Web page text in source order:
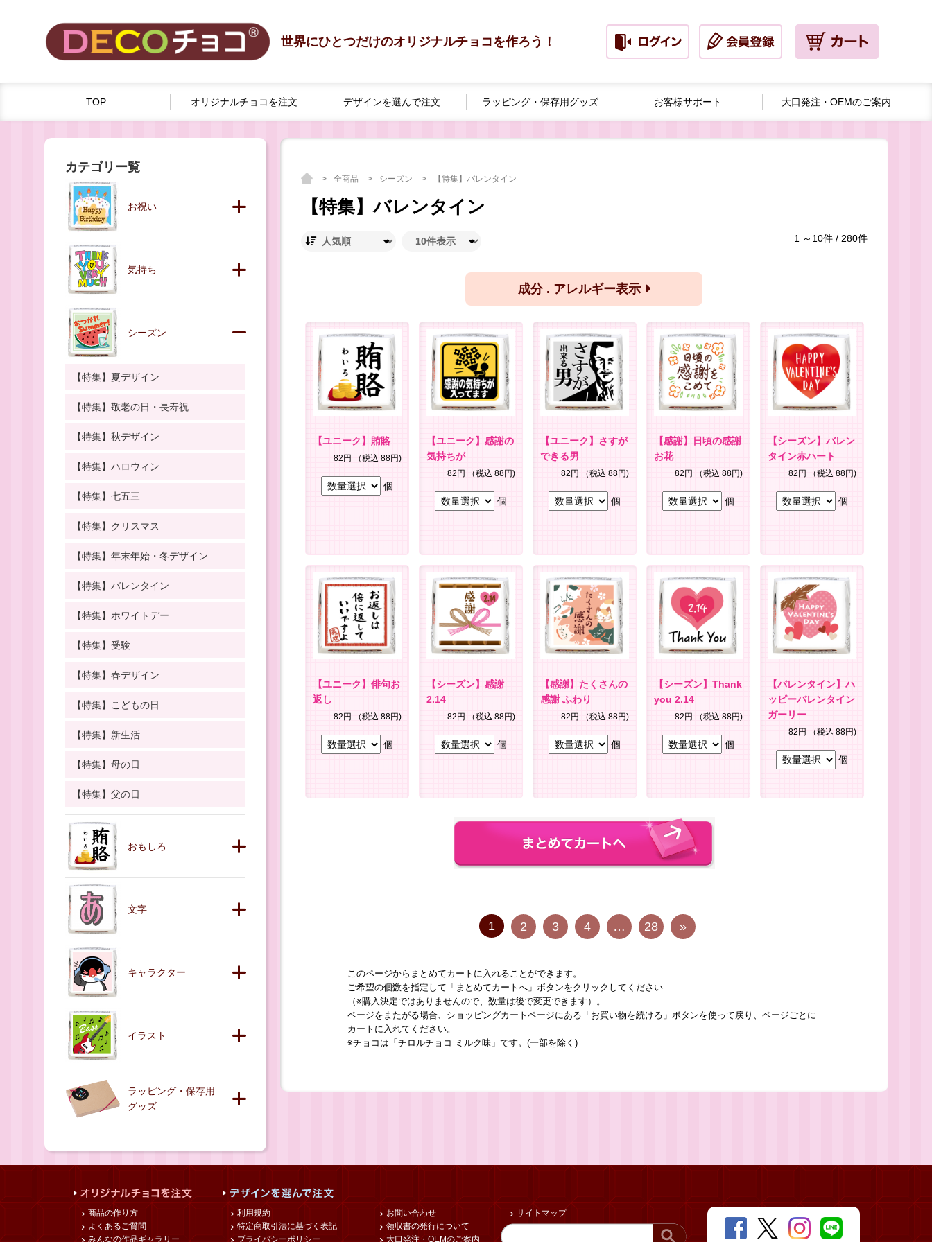
世界にひとつだけのオリジナルチョコを作ろう！
TOP オリジナルチョコを注文 デザインを選んで注文 ラッピング・ 保存用グッズ お客様サポート 大口発注・ OEMのご案内
全商品 シーズン 【特集】バレンタイン
【特集】バレンタイン
1 ～10件 / 280件
成分 . アレルギー表示
【ユニーク】賄賂
82円 （税込 88円)
個
【ユニーク】感謝の
気持ちが
82円 （税込 88円)
個
【ユニーク】さすが
できる男
82円 （税込 88円)
個
【感謝】日頃の感謝
お花
82円 （税込 88円)
個
【シーズン】バレン
タイン赤ハート
82円 （税込 88円)
個
【ユニーク】俳句お
返し
82円 （税込 88円)
個
【シーズン】感謝
2.14
82円 （税込 88円)
個
【感謝】たくさんの
感謝 ふわり
82円 （税込 88円)
個
【シーズン】Thank
you 2.14
82円 （税込 88円)
個
【バレンタイン】ハ
ッピーバレンタイン
ガーリー
82円 （税込 88円)
個
1 2 3 4 … 28 »
このページからまとめてカートに入れることができます。
ご希望の個数を指定して「まとめてカートへ」ボタンをクリックしてください
（※購入決定ではありませんので、数量は後で変更できます）。
ページをまたがる場合、ショッピングカートページにある「お買い物を続ける」ボタンを使って戻り、ページごとに
カートに入れてください。
※チョコは「チロルチョコ ミルク味」です。(一部を除く)
カテゴリー覧
お祝い
気持ち
シーズン
【特集】夏デザイン
【特集】敬老の日・長寿祝
【特集】秋デザイン
【特集】ハロウィン
【特集】七五三
【特集】クリスマス
【特集】年末年始・冬デザイン
【特集】バレンタイン
【特集】ホワイトデー
【特集】受験
【特集】春デザイン
【特集】こどもの日
【特集】新生活
【特集】母の日
【特集】父の日
おもしろ
文字
キャラクター
イラスト
ラッピング・保存用
グッズ
商品の作り方
よくあるご質問
みんなの作品ギャラリー
利用規約
特定商取引法に基づく表記
プライバシーポリシー
お問い合わせ
領収書の発行について
大口発注・OEMのご案内
サイトマップ